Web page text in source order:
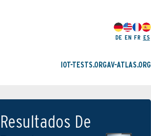
DE EN FR ES
IOT-TESTS.ORGAV-ATLAS.ORG
Resultados De